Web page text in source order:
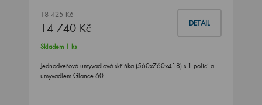
18 425 Kč
14 740 Kč DETAIL
Skladem 1 ks
Jednodveřová umyvadlová skříňka (560x760x418) s 1 policí a
umyvadlem Glance 60